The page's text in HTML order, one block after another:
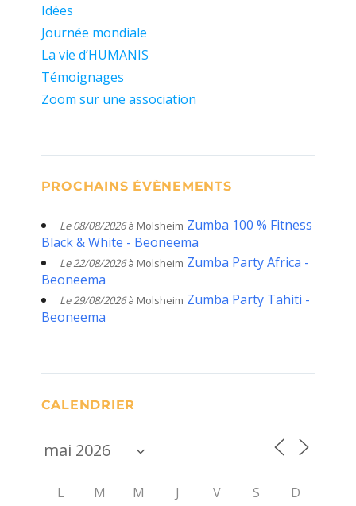
Idées
Journée mondiale
La vie d’HUMANIS
Témoignages
Zoom sur une association
PROCHAINS ÉVÈNEMENTS
Le 08/08/2026à Molsheim Zumba 100 % Fitness
Black & White - Beoneema
Le 22/08/2026à Molsheim Zumba Party Africa -
Beoneema
Le 29/08/2026à Molsheim Zumba Party Tahiti -
Beoneema
CALENDRIER
L M M J V S D